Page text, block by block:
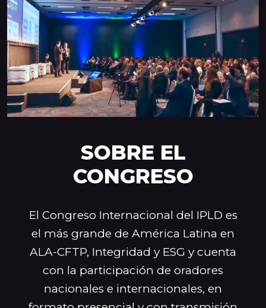
SOBRE EL
CONGRESO
El Congreso Internacional del IPLD es
el más grande de América Latina en
ALA-CFTP, Integridad y ESG y cuenta
con la participación de oradores
nacionales e internacionales, en